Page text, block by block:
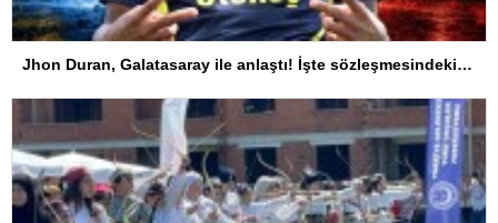
Jhon Duran, Galatasaray ile anlaştı! İşte sözleşmesindeki özel madde